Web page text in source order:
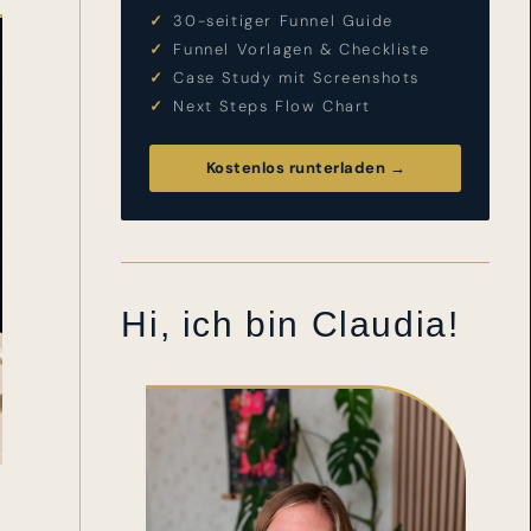
✓
30-seitiger Funnel Guide
✓
Funnel Vorlagen & Checkliste
✓
Case Study mit Screenshots
✓
Next Steps Flow Chart
Kostenlos runterladen →
Hi, ich bin Claudia!